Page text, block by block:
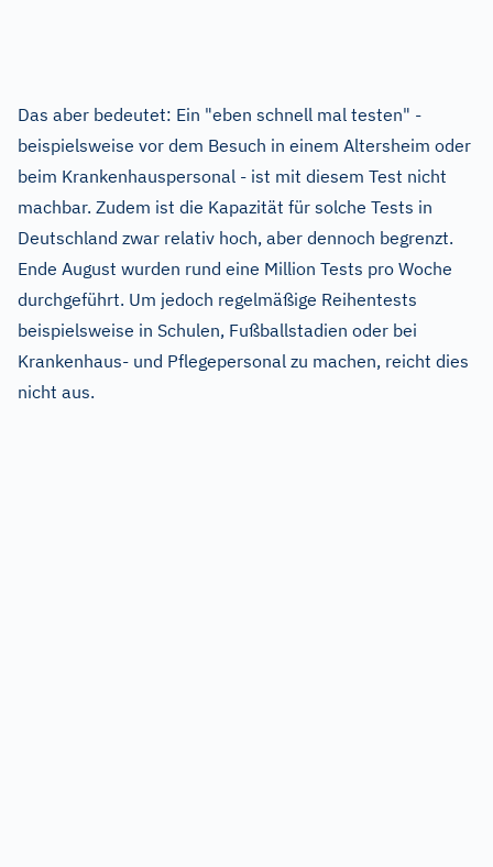
Das aber bedeutet: Ein "eben schnell mal testen" -
beispielsweise vor dem Besuch in einem Altersheim oder
beim Krankenhauspersonal - ist mit diesem Test nicht
machbar. Zudem ist die Kapazität für solche Tests in
Deutschland zwar relativ hoch, aber dennoch begrenzt.
Ende August wurden rund eine Million Tests pro Woche
durchgeführt. Um jedoch regelmäßige Reihentests
beispielsweise in Schulen, Fußballstadien oder bei
Krankenhaus- und Pflegepersonal zu machen, reicht dies
nicht aus.